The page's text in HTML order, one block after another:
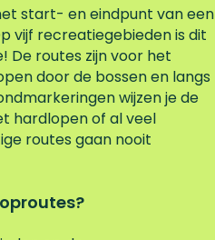
start- en eindpunt van een
vijf recreatiegebieden is dit
De routes zijn voor het
door de bossen en langs
wijzen je de
hardlopen of al veel
routes gaan nooit